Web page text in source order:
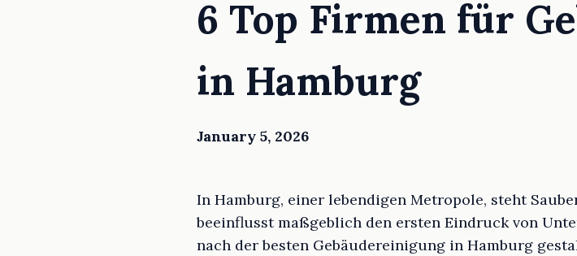
6 Top Firmen für
in Hamburg
January 5, 2026
In Hamburg, einer lebendigen Metropole, steht
beeinflusst maßgeblich den ersten Eindruck von
nach der besten Gebäudereinigung in Hamburg